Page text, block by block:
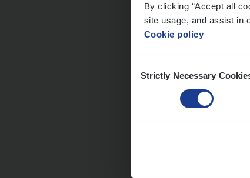
By clicking “Accept all
site usage, and assist in
Cookie policy
Selection
Strictly Necessary